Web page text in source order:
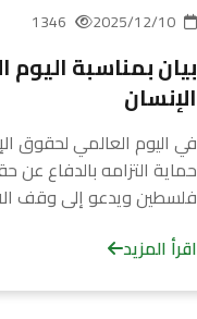
بيان بمناسبة
الإنسان
في اليوم العالمي لحقوق
حماية التزامه بالدفاع عن
فلسطين ويدعو إلى وقف
اقرأ المزيد